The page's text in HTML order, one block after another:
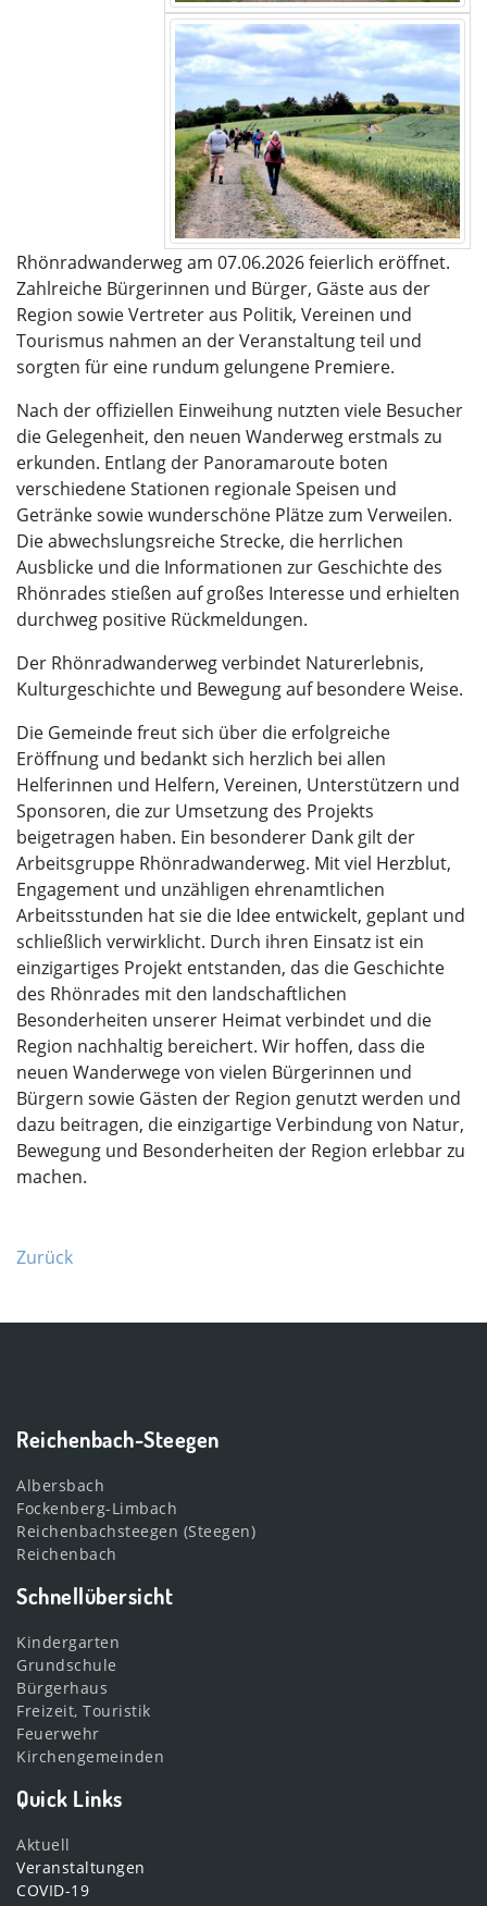
Rhönradwanderweg am 07.06.2026 feierlich eröffnet.
Zahlreiche Bürgerinnen und Bürger, Gäste aus der
Region sowie Vertreter aus Politik, Vereinen und
Tourismus nahmen an der Veranstaltung teil und
sorgten für eine rundum gelungene Premiere.
Nach der offiziellen Einweihung nutzten viele Besucher
die Gelegenheit, den neuen Wanderweg erstmals zu
erkunden. Entlang der Panoramaroute boten
verschiedene Stationen regionale Speisen und
Getränke sowie wunderschöne Plätze zum Verweilen.
Die abwechslungsreiche Strecke, die herrlichen
Ausblicke und die Informationen zur Geschichte des
Rhönrades stießen auf großes Interesse und erhielten
durchweg positive Rückmeldungen.
Der Rhönradwanderweg verbindet Naturerlebnis,
Kulturgeschichte und Bewegung auf besondere Weise.
Die Gemeinde freut sich über die erfolgreiche
Eröffnung und bedankt sich herzlich bei allen
Helferinnen und Helfern, Vereinen, Unterstützern und
Sponsoren, die zur Umsetzung des Projekts
beigetragen haben. Ein besonderer Dank gilt der
Arbeitsgruppe Rhönradwanderweg. Mit viel Herzblut,
Engagement und unzähligen ehrenamtlichen
Arbeitsstunden hat sie die Idee entwickelt, geplant und
schließlich verwirklicht. Durch ihren Einsatz ist ein
einzigartiges Projekt entstanden, das die Geschichte
des Rhönrades mit den landschaftlichen
Besonderheiten unserer Heimat verbindet und die
Region nachhaltig bereichert. Wir hoffen, dass die
neuen Wanderwege von vielen Bürgerinnen und
Bürgern sowie Gästen der Region genutzt werden und
dazu beitragen, die einzigartige Verbindung von Natur,
Bewegung und Besonderheiten der Region erlebbar zu
machen.
Zurück
Reichenbach-Steegen
Albersbach
Fockenberg-Limbach
Reichenbachsteegen (Steegen)
Reichenbach
Schnellübersicht
Kindergarten
Grundschule
Bürgerhaus
Freizeit, Touristik
Feuerwehr
Kirchengemeinden
Quick Links
Aktuell
Veranstaltungen
COVID-19